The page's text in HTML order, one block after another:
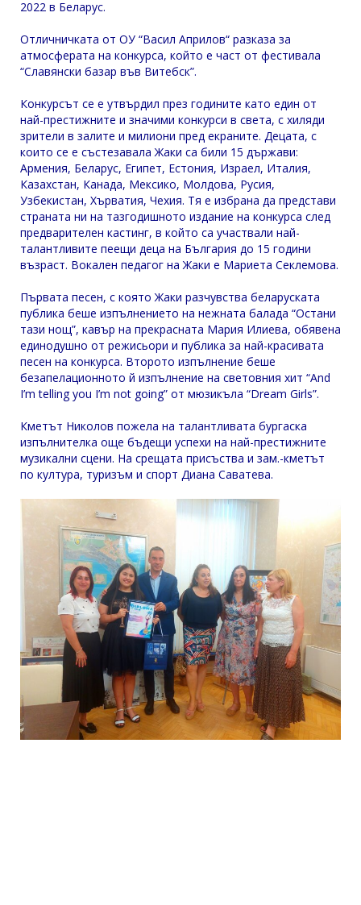
2022 в Беларус.
Отличничката от ОУ “Васил Априлов“ разказа за
атмосферата на конкурса, който е част от фестивала
“Славянски базар във Витебск”.
Конкурсът се е утвърдил през годините като един от
най-престижните и значими конкурси в света, с хиляди
зрители в залите и милиони пред екраните. Децата, с
които се е състезавала Жаки са били 15 държави:
Армения, Беларус, Египет, Естония, Израел, Италия,
Казахстан, Канада, Мексико, Молдова, Русия,
Узбекистан, Хърватия, Чехия. Тя е избрана да представи
страната ни на тазгодишното издание на конкурса след
предварителен кастинг, в който са участвали най-
талантливите пеещи деца на България до 15 години
възраст. Вокален педагог на Жаки е Мариета Секлемова.
Първата песен, с която Жаки разчувства беларуската
публика беше изпълнението на нежната балада “Остани
тази нощ”, кавър на прекрасната Мария Илиева, обявена
единодушно от режисьори и публика за най-красивата
песен на конкурса. Второто изпълнение беше
безапелационното й изпълнение на световния хит “And
I’m telling you I’m not going” от мюзикъла “Dream Girls”.
Кметът Николов пожела на талантливата бургаска
изпълнителка още бъдещи успехи на най-престижните
музикални сцени. На срещата присъства и зам.-кметът
по култура, туризъм и спорт Диана Саватева.